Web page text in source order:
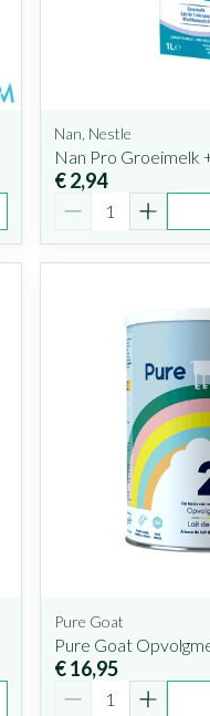
Nan, Nestle
Nan Pro Groeimelk
€ 2,94
Pure Goat
Pure Goat
€ 16,95